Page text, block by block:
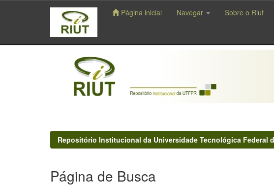
navigation
Página inicial Navegar Sobre o Riut
Repositório Institucional da Universidade Tecnológica Federal
Página de Busca